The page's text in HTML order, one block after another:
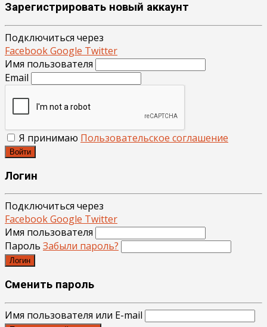
Зарегистрировать новый аккаунт
Подключиться через
FacebookGoogle Twitter
Имя пользователя
Email
Я принимаю Пользовательское соглашение
Войти
Логин
Подключиться через
FacebookGoogle Twitter
Имя пользователя
Пароль Забыли пароль?
Логин
Сменить пароль
Имя пользователя или E-mail